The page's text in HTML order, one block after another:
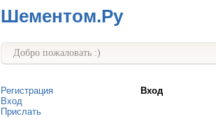
Шементом.Ру
Добро пожаловать :)
Регистрация
Вход
Прислать
Вход